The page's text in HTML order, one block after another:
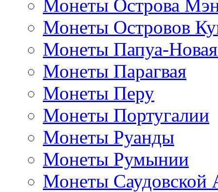
Монеты Острова
Монеты Островов
Монеты Папуа-
Монеты Парагвая
Монеты Перу
Монеты Португалии
Монеты Руанды
Монеты Румынии
Монеты Саудовской